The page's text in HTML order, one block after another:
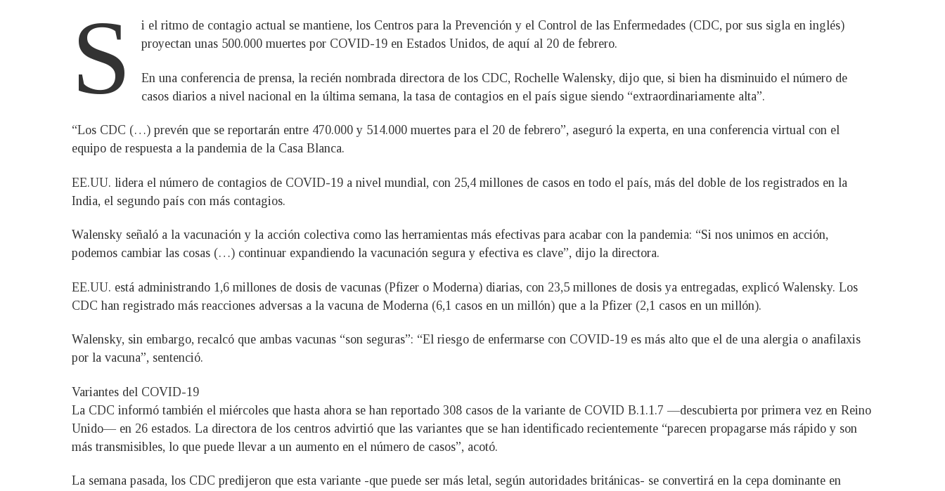
S
i el ritmo de contagio actual se mantiene, los Centros para la Prevención y el Control de las Enfermedades (CDC, por sus sigla en inglés)
proyectan unas 500.000 muertes por COVID-19 en Estados Unidos, de aquí al 20 de febrero.
En una conferencia de prensa, la recién nombrada directora de los CDC, Rochelle Walensky, dijo que, si bien ha disminuido el número de
casos diarios a nivel nacional en la última semana, la tasa de contagios en el país sigue siendo “extraordinariamente alta”.
“Los CDC (…) prevén que se reportarán entre 470.000 y 514.000 muertes para el 20 de febrero”, aseguró la experta, en una conferencia virtual con el
equipo de respuesta a la pandemia de la Casa Blanca.
EE.UU. lidera el número de contagios de COVID-19 a nivel mundial, con 25,4 millones de casos en todo el país, más del doble de los registrados en la
India, el segundo país con más contagios.
Walensky señaló a la vacunación y la acción colectiva como las herramientas más efectivas para acabar con la pandemia: “Si nos unimos en acción,
podemos cambiar las cosas (…) continuar expandiendo la vacunación segura y efectiva es clave”, dijo la directora.
EE.UU. está administrando 1,6 millones de dosis de vacunas (Pfizer o Moderna) diarias, con 23,5 millones de dosis ya entregadas, explicó Walensky. Los
CDC han registrado más reacciones adversas a la vacuna de Moderna (6,1 casos en un millón) que a la Pfizer (2,1 casos en un millón).
Walensky, sin embargo, recalcó que ambas vacunas “son seguras”: “El riesgo de enfermarse con COVID-19 es más alto que el de una alergia o anafilaxis
por la vacuna”, sentenció.
Variantes del COVID-19
La CDC informó también el miércoles que hasta ahora se han reportado 308 casos de la variante de COVID B.1.1.7 —descubierta por primera vez en Reino
Unido— en 26 estados. La directora de los centros advirtió que las variantes que se han identificado recientemente “parecen propagarse más rápido y son
más transmisibles, lo que puede llevar a un aumento en el número de casos”, acotó.
La semana pasada, los CDC predijeron que esta variante -que puede ser más letal, según autoridades británicas- se convertirá en la cepa dominante en